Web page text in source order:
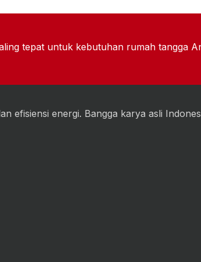
tepat untuk kebutuhan rumah tangga
efisiensi energi. Bangga karya asli